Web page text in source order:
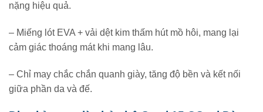
nặng hiệu quả.
– Miếng lót EVA + vải dệt kim thấm hút mồ hôi, mang lại
cảm giác thoáng mát khi mang lâu.
– Chỉ may chắc chắn quanh giày, tăng độ bền và kết nối
giữa phần da và đế.